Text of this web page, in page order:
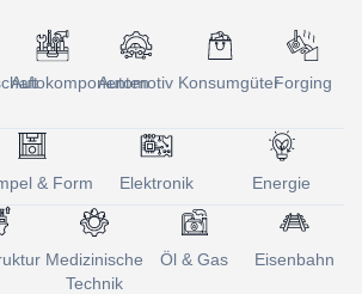
Autokomponenten
Automotiv KonsumgüterForging
& Form Elektronik Energie
Medizinische
Technik
Öl & Gas Eisenbahn